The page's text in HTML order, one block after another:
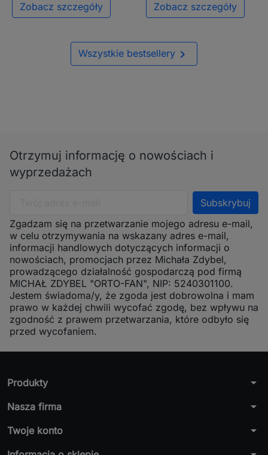
Zobacz szczegóły Zobacz szczegóły
Wszystkie bestsellery 
Otrzymuj informację o nowościach i
wyprzedażach
Zgadzam się na przetwarzanie mojego adresu e-mail,
w celu otrzymywania na wskazany adres e-mail,
informacji handlowych dotyczących informacji o
nowościach, promocjach przez Michała Zdybel,
prowadzącego działalność gospodarczą pod firmą
MICHAŁ ZDYBEL "ORTO-FAN", NIP: 5240301100.
Jestem świadoma/y, że zgoda jest dobrowolna i mam
prawo w każdej chwili wycofać zgodę, bez wpływu na
zgodność z prawem przetwarzania, które odbyło się
przed wycofaniem.
Produkty arrow_drop_down
Nasza firma arrow_drop_down
Twoje konto arrow_drop_down